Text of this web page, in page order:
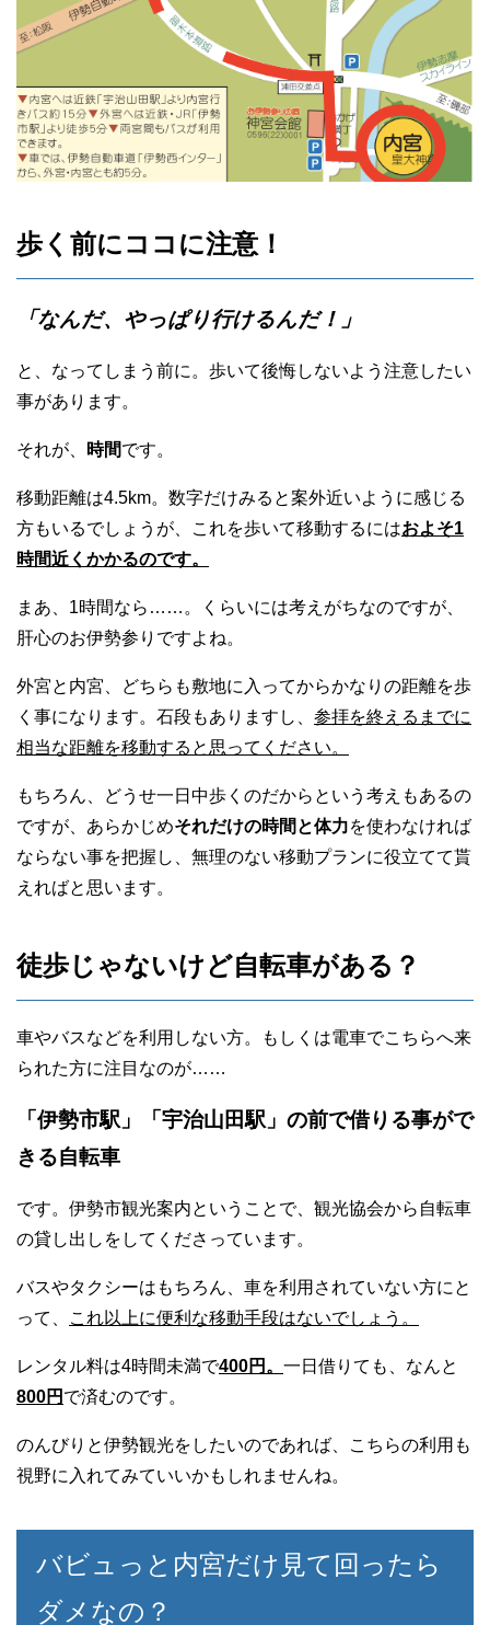
歩く前にココに注意！
「なんだ、やっぱり行けるんだ！」
と、なってしまう前に。歩いて後悔しないよう注意したい
事があります。
それが、 時間です。
移動距離は4.5km。数字だけみると案外近いように感じる
方もいるでしょうが、これを歩いて移動するにはおよそ1
時間近くかかるのです。
まあ、1時間なら……。くらいには考えがちなのですが、
肝心のお伊勢参りですよね。
外宮と内宮、どちらも敷地に入ってからかなりの距離を歩
く事になります。石段もありますし、 参拝を終えるまでに
相当な距離を移動すると思ってください。
もちろん、どうせ一日中歩くのだからという考えもあるの
ですが、あらかじめそれだけの時間と体力を使わなければ
ならない事を把握し、無理のない移動プランに役立てて貰
えればと思います。
徒歩じゃないけど自転車がある？
車やバスなどを利用しない方。もしくは電車でこちらへ来
られた方に注目なのが……
「伊勢市駅」「宇治山田駅」の前で借りる事がで
きる自転車
です。伊勢市観光案内ということで、観光協会から自転車
の貸し出しをしてくださっています。
バスやタクシーはもちろん、車を利用されていない方にと
って、
これ以上に便利な移動手段はないでしょう。
レンタル料は4時間未満で400円。 一日借りても、なんと
800円 で済むのです。
のんびりと伊勢観光をしたいのであれば、こちらの利用も
視野に入れてみていいかもしれませんね。
バビュっと内宮だけ見て回ったら
ダメなの？